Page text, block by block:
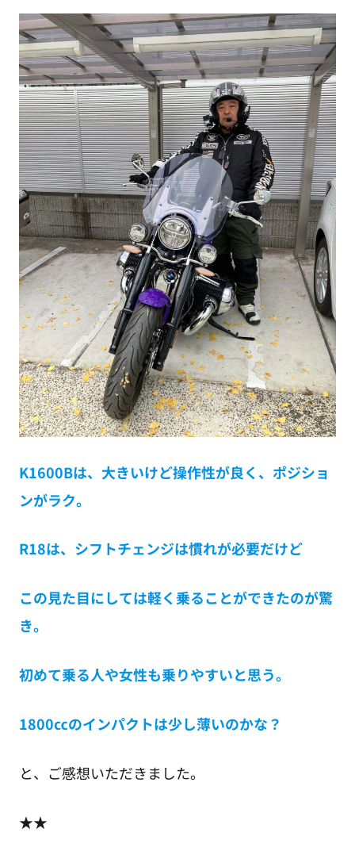
K1600Bは、大きいけど操作性が良く、ポジショ
ンがラク。
R18は、シフトチェンジは慣れが必要だけど
この見た目にしては軽く乗ることができたのが驚
き。
初めて乗る人や女性も乗りやすいと思う。
1800㏄のインパクトは少し薄いのかな？
と、ご感想いただきました。
★★